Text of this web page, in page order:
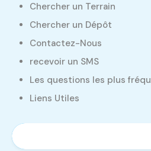
Chercher un Terrain
Chercher un Dépôt
Contactez-Nous
recevoir un SMS
Les questions les plus
Liens Utiles